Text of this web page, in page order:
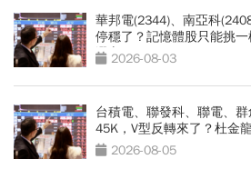
華邦電(2344)、南亞科
停穩了？記憶體股只能挑
選它2026-08-03
台積電、聯發科、聯電、
45K，V型反轉來了？杜金
2026-08-05